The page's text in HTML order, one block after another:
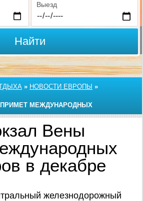
Выезд
Найти
» НОВОСТИ ЕВРОПЫ »
МЕЖДУНАРОДНЫХ
Вены
в декабре
железнодорожный